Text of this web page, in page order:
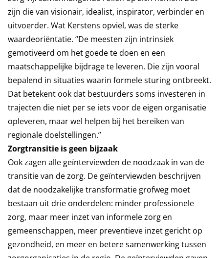
zijn die van visionair, idealist, inspirator, verbinder en
uitvoerder. Wat Kerstens opviel, was de sterke
waardeoriëntatie. “De meesten zijn intrinsiek
gemotiveerd om het goede te doen en een
maatschappelijke bijdrage te leveren. Die zijn vooral
bepalend in situaties waarin formele sturing ontbreekt.
Dat betekent ook dat bestuurders soms investeren in
trajecten die niet per se iets voor de eigen organisatie
opleveren, maar wel helpen bij het bereiken van
regionale doelstellingen.”
Zorgtransitie is geen bijzaak
Ook zagen alle geïnterviewden de noodzaak in van de
transitie van de zorg. De geïnterviewden beschrijven
dat de noodzakelijke transformatie grofweg moet
bestaan uit drie onderdelen: minder professionele
zorg, maar meer inzet van informele zorg en
gemeenschappen, meer preventieve inzet gericht op
gezondheid, en meer en betere samenwerking tussen